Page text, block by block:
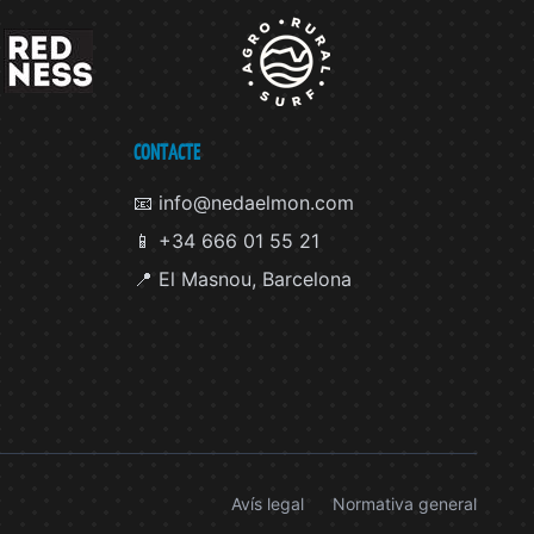
CONTACTE
📧 info@nedaelmon.com
📱 +34 666 01 55 21
📍 El Masnou, Barcelona
Avís legal Normativa general